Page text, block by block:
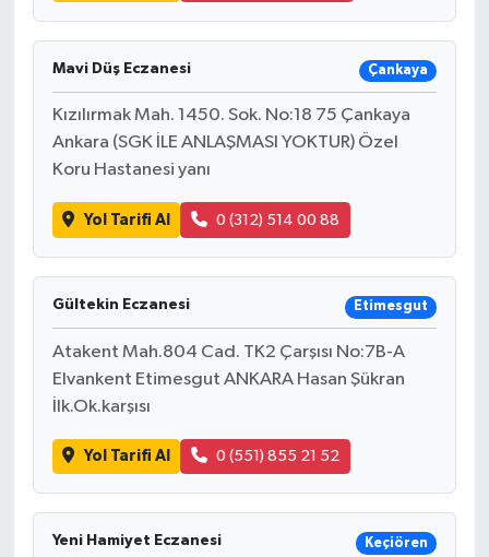
Mavi Düş Eczanesi Çankaya
Kızılırmak Mah. 1450. Sok. No:18 75 Çankaya
Ankara (SGK İLE ANLAŞMASI YOKTUR) Özel
Koru Hastanesi yanı
Yol Tarifi Al 0 (312) 514 00 88
Gültekin Eczanesi Etimesgut
Atakent Mah.804 Cad. TK2 Çarşısı No:7B-A
Elvankent Etimesgut ANKARA Hasan Şükran
İlk.Ok.karşısı
Yol Tarifi Al 0 (551) 855 21 52
Yeni Hamiyet Eczanesi Keçiören